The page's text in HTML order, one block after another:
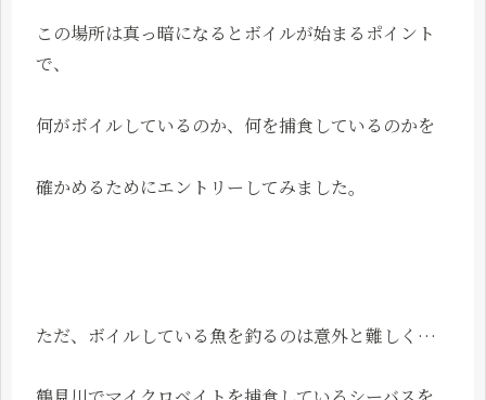
この場所は真っ暗になるとボイルが始まるポイント
で、
何がボイルしているのか、何を捕食しているのかを
確かめるためにエントリーしてみました。
ただ、ボイルしている魚を釣るのは意外と難しく…